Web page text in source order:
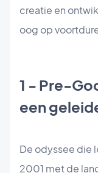
creatie en
oog op
1 - Pre-
een
De odyssee die
2001 met de